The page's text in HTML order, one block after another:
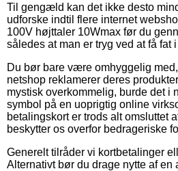
Til gengæld kan det ikke desto
udforske indtil flere internet
100V højttaler 10Wmax før du
således at man er tryg ved at få fat
Du bør bare være omhyggelig
netshop reklamerer deres
mystisk overkommelig, burde det
symbol på en uoprigtig online
betalingskort er trods alt omsluttet
beskytter os overfor bedrageriske
Generelt tilråder vi kortbetalinger
Alternativt bør du drage nytte af en